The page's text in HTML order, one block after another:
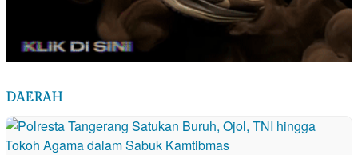
DAERAH